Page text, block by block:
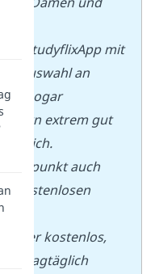
StudyflixAppmit
Auswahl an
sogar
extrem gut
auch
kostenlosen
weiter kostenlos,
es tagtäglich